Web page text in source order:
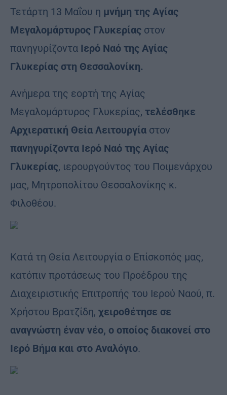
Τετάρτη 13 Μαΐου η μνήμη της Αγίας
Μεγαλομάρτυρος Γλυκερίας στον
πανηγυρίζοντα Ιερό Ναό της Αγίας
Γλυκερίας στη Θεσσαλονίκη.
Ανήμερα της εορτή της Αγίας
Μεγαλομάρτυρος Γλυκερίας, τελέσθηκε
Αρχιερατική Θεία Λειτουργία στον
πανηγυρίζοντα Ιερό Ναό της Αγίας
Γλυκερίας, ιερουργούντος του Ποιμενάρχου
μας, Μητροπολίτου Θεσσαλονίκης κ.
Φιλοθέου.
Κατά τη Θεία Λειτουργία ο Επίσκοπός μας,
κατόπιν προτάσεως του Προέδρου της
Διαχειριστικής Επιτροπής του Ιερού Ναού, π.
Χρήστου Βρατζίδη, χειροθέτησε σε
αναγνώστη έναν νέο, ο οποίος διακονεί στο
Ιερό Βήμα και στο Αναλόγιο.